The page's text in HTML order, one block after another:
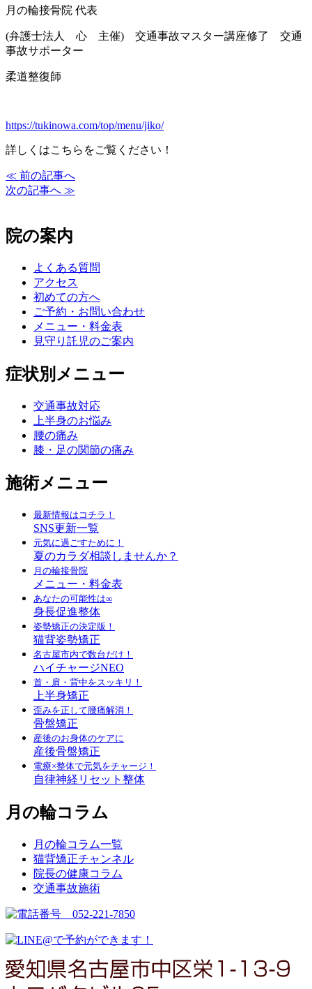
月の輪接骨院 代表
(弁護士法人 心 主催) 交通事故マスター講座修了 交通
事故サポーター
柔道整復師
https://tukinowa.com/top/menu/jiko/
詳しくはこちらをご覧ください！
≪ 前の記事へ
次の記事へ ≫
院の案内
よくある質問
アクセス
初めての方へ
ご予約・お問い合わせ
メニュー・料金表
見守り託児のご案内
症状別メニュー
交通事故対応
上半身のお悩み
腰の痛み
膝・足の関節の痛み
施術メニュー
最新情報はコチラ！
SNS更新一覧
元気に過ごすために！
夏のカラダ相談しませんか？
月の輪接骨院
メニュー・料金表
あなたの可能性は∞
身長促進整体
姿勢矯正の決定版！
猫背姿勢矯正
名古屋市内で数台だけ！
ハイチャージNEO
首・肩・背中をスッキリ！
上半身矯正
歪みを正して腰痛解消！
骨盤矯正
産後のお身体のケアに
産後骨盤矯正
電療×整体で元気をチャージ！
自律神経リセット整体
月の輪コラム
月の輪コラム一覧
猫背矯正チャンネル
院長の健康コラム
交通事故施術